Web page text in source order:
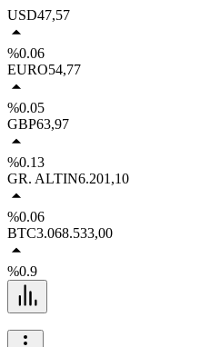
USD47,57
%0.06
EURO54,77
%0.05
GBP63,97
%0.13
GR. ALTIN6.201,10
%0.06
BTC3.068.533,00
%0.9